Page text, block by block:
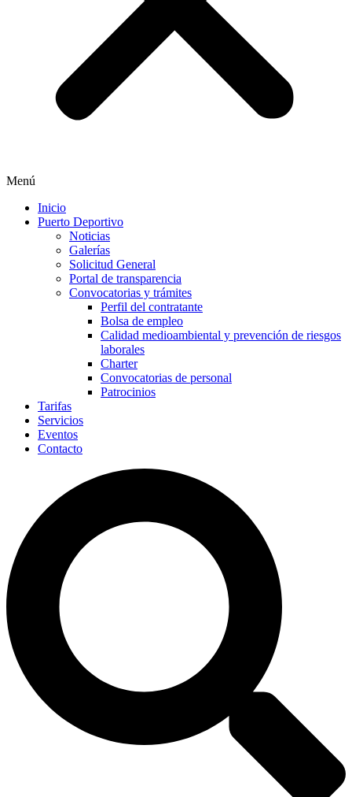
Menú
Inicio
Puerto Deportivo
Noticias
Galerías
Solicitud General
Portal de transparencia
Convocatorias y trámites
Perfil del contratante
Bolsa de empleo
Calidad medioambiental y prevención de riesgos
laborales
Charter
Convocatorias de personal
Patrocinios
Tarifas
Servicios
Eventos
Contacto